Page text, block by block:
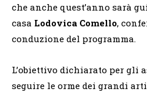
che anche quest’anno sarà
casa Lodovica Comello,
conduzione del programma.
L’obiettivo dichiarato per gli
seguire le orme dei grandi